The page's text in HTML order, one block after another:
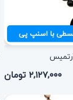
با اسنپ پی
۲,۱۲۷,۰۰۰ تومان